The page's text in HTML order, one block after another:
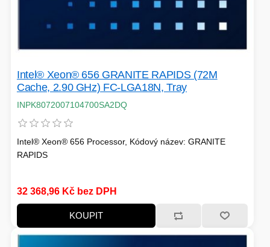
HERNÍ ROUTERY
CHYTRÁ ELEKTRONIKA
Intel® Xeon® 656 GRANITE RAPIDS (72M
Cache, 2.90 GHz) FC-LGA18N, Tray
INPK8072007104700SA2DQ
Intel® Xeon® 656 Processor, Kódový název: GRANITE
RAPIDS
32 368,96 Kč bez DPH
KOUPIT